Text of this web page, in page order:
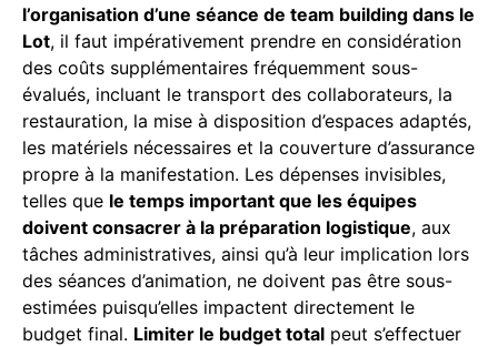
l’organisation d’une séance de team building dans le
Lot, il faut impérativement prendre en considération
des coûts supplémentaires fréquemment sous-
évalués, incluant le transport des collaborateurs, la
restauration, la mise à disposition d’espaces adaptés,
les matériels nécessaires et la couverture d’assurance
propre à la manifestation. Les dépenses invisibles,
telles que le temps important que les équipes
doivent consacrer à la préparation logistique, aux
tâches administratives, ainsi qu’à leur implication lors
des séances d’animation, ne doivent pas être sous-
estimées puisqu’elles impactent directement le
budget final. Limiter le budget total peut s’effectuer